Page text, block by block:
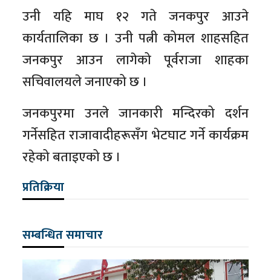
उनी यहि माघ १२ गते जनकपुर आउने
कार्यतालिका छ । उनी पत्नी कोमल शाहसहित
जनकपुर आउन लागेको पूर्वराजा शाहका
सचिवालयले जनाएको छ ।
जनकपुरमा उनले जानकारी मन्दिरको दर्शन
गर्नेसहित राजावादीहरूसँग भेटघाट गर्ने कार्यक्रम
रहेको बताइएको छ ।
प्रतिक्रिया
सम्बन्धित समाचार